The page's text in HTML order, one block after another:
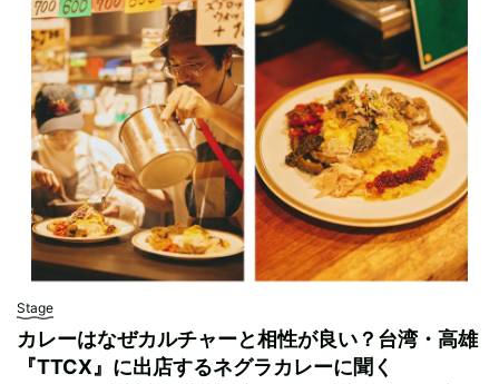
Stage
カレーはなぜカルチャーと相性が良い？台湾・高雄
『TTCX』に出店するネグラカレーに聞く